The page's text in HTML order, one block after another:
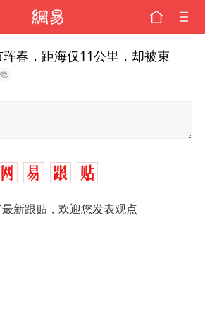
春，距海仅11公里，却被束
新跟贴，欢迎您发表观点